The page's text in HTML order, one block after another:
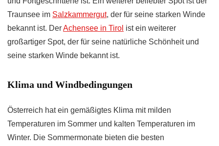
Traunsee im Salzkammergut, der für seine starken Winde
bekannt ist. DerAchensee in Tirol ist ein weiterer
großartiger Spot, der für seine natürliche Schönheit und
seine starken Winde bekannt ist.
Klima und Windbedingungen
Österreich hat ein gemäßigtes Klima mit milden
Temperaturen im Sommer und kalten Temperaturen im
Winter. Die Sommermonate bieten die besten